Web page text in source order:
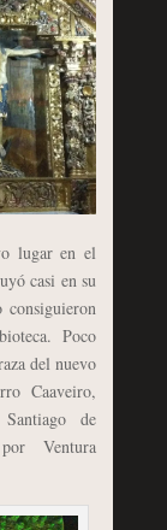
en el
casi en su
Poco
del nuevo
Caaveiro,
de
Ventura